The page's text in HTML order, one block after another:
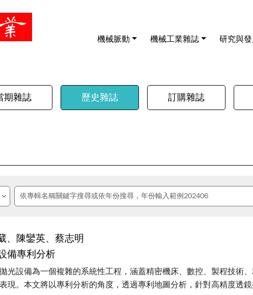
機械脈動 機械工業雜誌 研究與
期雜誌 歷史雜誌 訂購雜誌
、陳鑾英、蔡志明
備專利分析
光設備為一個複雜的系統性工程，涵蓋精密機床、數控、製程技術
現。本文將以專利分析的角度，透過專利地圖分析，針對高精度透